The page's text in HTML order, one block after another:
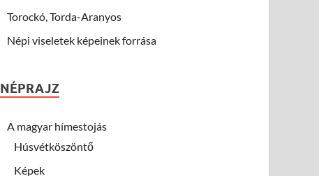
Torockó, Torda-Aranyos
Népi viseletek képeinek forrása
NÉPRAJZ
A magyar hímestojás
Húsvétköszöntő
Képek